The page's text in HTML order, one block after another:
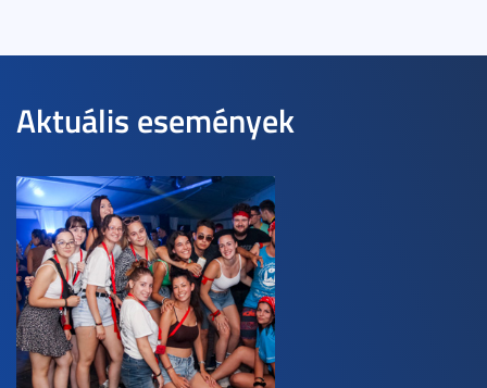
Aktuális események